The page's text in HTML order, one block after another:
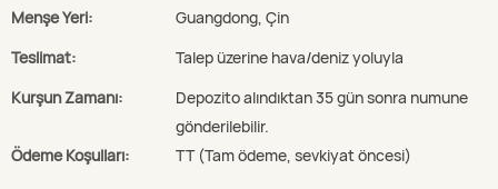
Menşe Yeri:
Guangdong, Çin
Teslimat:
Talep üzerine hava/deniz yoluyla
Kurşun Zamanı:
Depozito alındıktan 35 gün sonra numune
gönderilebilir.
Ödeme Koşulları:
TT (Tam ödeme, sevkiyat öncesi)